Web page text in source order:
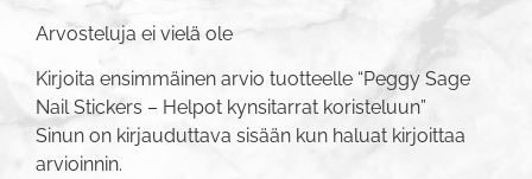
Arvosteluja ei vielä ole
Kirjoita ensimmäinen arvio tuotteelle “Peggy Sage
Nail Stickers – Helpot kynsitarrat koristeluun”
Sinun on kirjauduttava sisään kun haluat kirjoittaa
arvioinnin.